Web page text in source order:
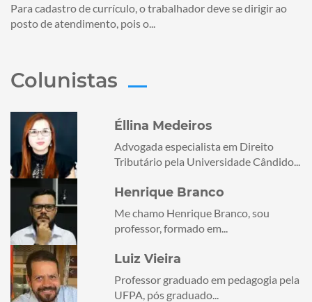
Para cadastro de currículo, o trabalhador deve se dirigir ao
posto de atendimento, pois o...
Colunistas
Éllina Medeiros
Advogada especialista em Direito
Tributário pela Universidade Cândido...
Henrique Branco
Me chamo Henrique Branco, sou
professor, formado em...
Luiz Vieira
Professor graduado em pedagogia pela
UFPA, pós graduado...